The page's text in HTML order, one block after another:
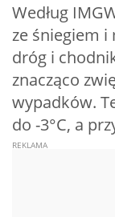
Według
ze śniegiem
dróg i
znacząco
wypadków.
do -3°C, a